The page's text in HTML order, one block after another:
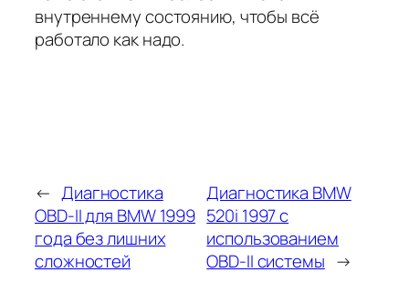
внутреннему состоянию, чтобы всё
работало как надо.
← Диагностика
OBD-II для BMW 1999
года без лишних
сложностей
Диагностика BMW
520i 1997 с
использованием
OBD-II системы →